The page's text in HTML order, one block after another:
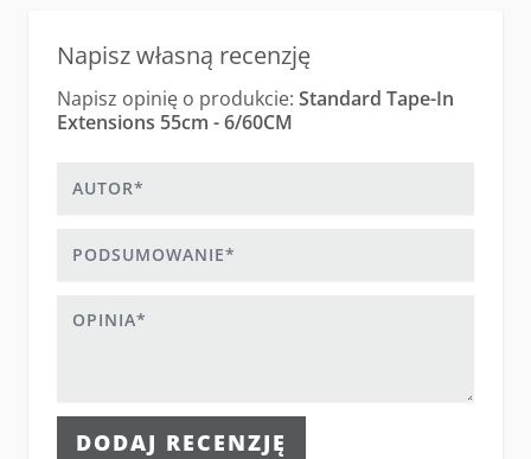
Napisz własną recenzję
Napisz opinię o produkcie: Standard Tape-In
Extensions 55cm - 6/60CM
DODAJ RECENZJĘ